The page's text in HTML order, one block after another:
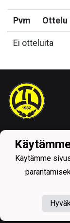
Pvm Ottelu
Ei otteluita
Powered by
Käytämme